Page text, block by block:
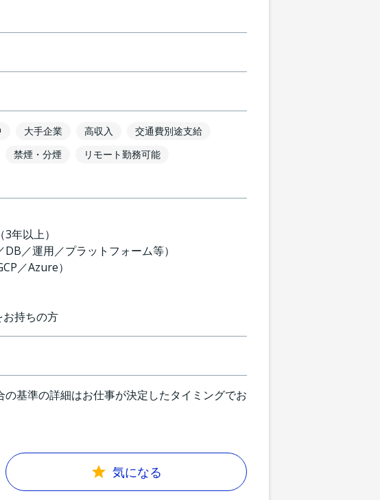
大手企業 高収入
交通費別途支給
禁煙・分煙
リモート勤務可能
年以上）
／運用／プラットフォーム等）
／Azure）
持ちの方
基準の詳細はお仕事が決定したタイミングでお
気になる